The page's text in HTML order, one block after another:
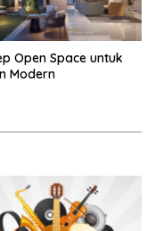
Open Space untuk
Modern